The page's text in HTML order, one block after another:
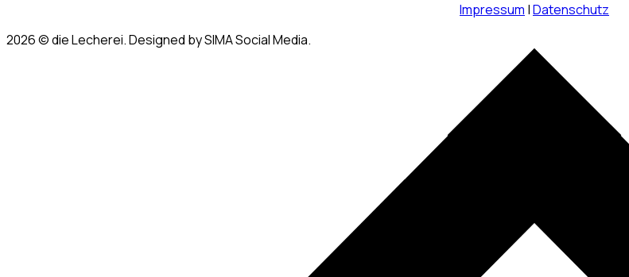
Impressum |Datenschutz
2026© die Lecherei. Designed by SIMA Social Media.